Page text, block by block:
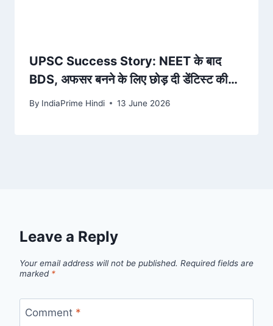
UPSC Success Story: NEET के बाद
BDS, अफसर बनने के लिए छोड़ दी डेंटिस्ट की
नौकरी, IAS यशवी की कहानी – Navbharat
By IndiaPrime Hindi 13 June 2026
Leave a Reply
Your email address will not be published. Required fields are
marked *
Comment *